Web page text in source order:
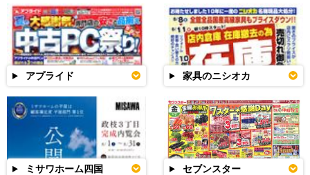
アプライド 家具のニシオカ
ミサワホーム四国 セブンスター